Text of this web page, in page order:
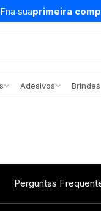
na suaprimeira
Adesivos Brindes
Perguntas